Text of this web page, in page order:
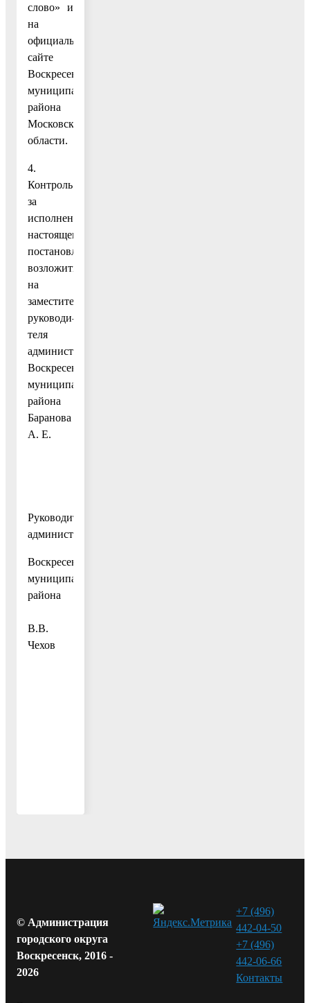
слово» и
на
официальном
сайте
Воскресенского
муниципального
района
Московской
области.
4.
Контроль
за
исполнением
настоящего
постановления
возложить
на
заместителя
руководи-
теля
администрации
Воскресенского
муниципального
района
Баранова
А. Е.
Руководитель
администрации
Воскресенского
муниципального
района
В.В.
Чехов
© Администрация
городского округа
Воскресенск, 2016 -
2026
+7 (496)
442-04-50
+7 (496)
442-06-66
Контакты⁠